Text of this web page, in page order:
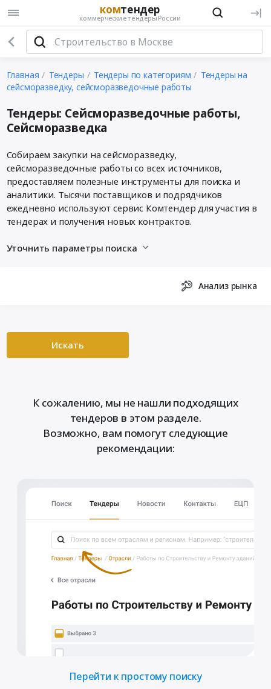
комтендер
коммерческие тендеры России
Главная Тендеры Тендеры по категориям
Тендеры на
сейсморазведку, сейсморазведочные работы
Тендеры: Сейсморазведочные работы,
Сейсморазведка
Собираем закупки на сейсморазведку,
сейсморазведочные работы со всех источников,
предоставляем полезные инструменты для поиска и
аналитики. Тысячи поставщиков и подрядчиков
ежедневно используют сервис Комтендер для участия в
тендерах и получения новых контрактов.
Уточнить параметры поиска
Анализ рынка
Искать
К сожалению, мы не нашли подходящих
тендеров в этом разделе.
Возможно, вам помогут следующие
рекомендации:
Перейти к простому поиску